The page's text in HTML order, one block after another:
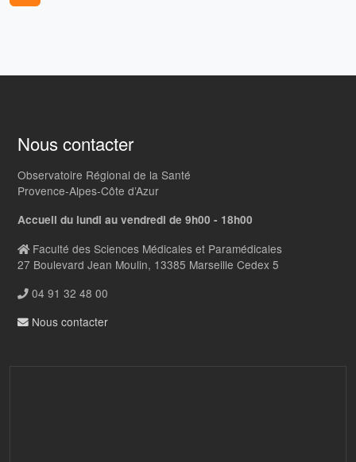
Nous contacter
Observatoire Régional de la Santé
Provence-Alpes-Côte d’Azur
Accueil du lundi au vendredi de 9h00 - 18h00
Faculté des Sciences Médicales et Paramédicales
27 Boulevard Jean Moulin, 13385 Marseille Cedex 5
04 91 32 48 00
Nous contacter